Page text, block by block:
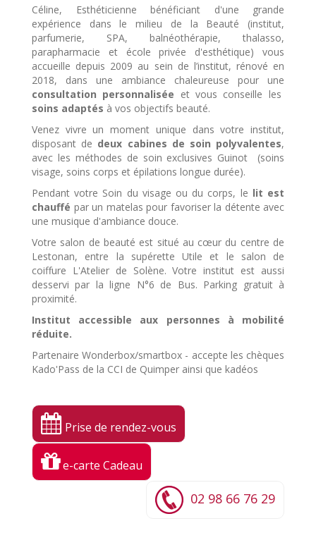
Céline, Esthéticienne bénéficiant d'une grande
expérience dans le milieu de la Beauté (institut,
parfumerie, SPA, balnéothérapie, thalasso,
parapharmacie et école privée d'esthétique) vous
accueille depuis 2009 au sein de l’institut, rénové en
2018, dans une ambiance chaleureuse pour une
consultation personnalisée et vous conseille les
soins adaptés à vos objectifs beauté.
Venez vivre un moment unique dans votre institut,
disposant de deux cabines de soin polyvalentes,
avec les méthodes de soin exclusives Guinot (soins
visage, soins corps et épilations longue durée).
Pendant votre Soin du visage ou du corps, le lit est
chauffé par un matelas pour favoriser la détente avec
une musique d'ambiance douce.
Votre salon de beauté est situé au cœur du centre de
Lestonan, entre la supérette Utile et le salon de
coiffure L'Atelier de Solène. Votre institut est aussi
desservi par la ligne N°6 de Bus. Parking gratuit à
proximité.
Institut accessible aux personnes à mobilité
réduite.
Partenaire Wonderbox/smartbox - accepte les chèques
Kado'Pass de la CCI de Quimper ainsi que kadéos
Prise de rendez-vous
e-carte Cadeau
02 98 66 76 29